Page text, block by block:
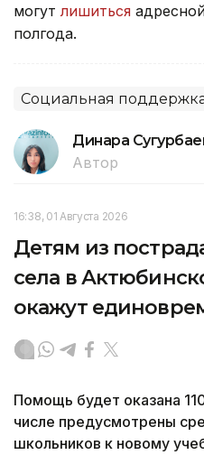
могутлишиться
полгода.
Социальная
Динара
Автор
16:38, 01 Августа 2026
Детям из
села в
окажут
Помощь будет оказана
числе предусмотрены
школьников к новому